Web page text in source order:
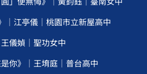
江亭儀｜桃園市立新屋高中
儀媜｜聖功女中
你》｜王堉庭｜普台高中